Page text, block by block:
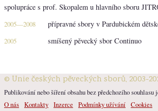
spolupráce s prof. Skopalem u hlavního sboru
2005—2008 přípravné sbory v Pardubickém
2005 smíšený pěvecký sbor Continuo
© Unie českých pěveckých sborů, 2003-
Publikování nebo šíření obsahu bez předchozího
O nás Kontakty Inzerce Podmínky užívání Cookies